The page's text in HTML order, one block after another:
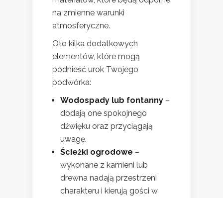
na zmienne warunki
atmosferyczne.
Oto kilka dodatkowych
elementów, które mogą
podnieść urok Twojego
podwórka:
Wodospady lub fontanny –
dodają one spokojnego
dźwięku oraz przyciągają
uwagę.
Ścieżki ogrodowe –
wykonane z kamieni lub
drewna nadają przestrzeni
charakteru i kierują gości w